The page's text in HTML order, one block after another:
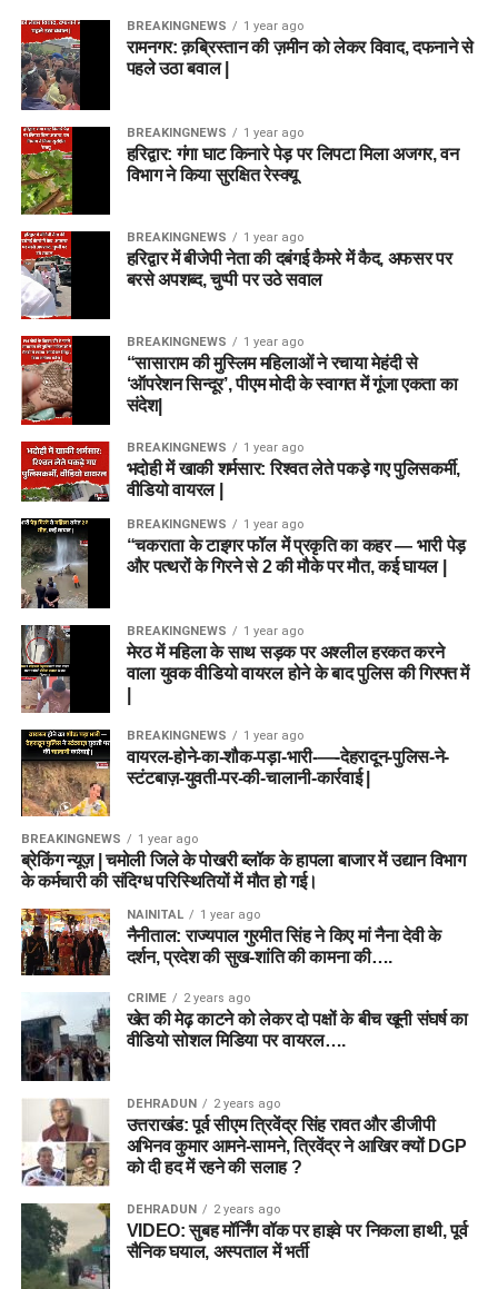
BREAKINGNEWS 1 year ago
रामनगर: क़ब्रिस्तान की ज़मीन को लेकर विवाद, दफनाने से
पहले उठा बवाल |
BREAKINGNEWS 1 year ago
हरिद्वार: गंगा घाट किनारे पेड़ पर लिपटा मिला अजगर, वन
विभाग ने किया सुरक्षित रेस्क्यू
BREAKINGNEWS 1 year ago
हरिद्वार में बीजेपी नेता की दबंगई कैमरे में कैद, अफसर पर
बरसे अपशब्द, चुप्पी पर उठे सवाल
BREAKINGNEWS 1 year ago
“सासाराम की मुस्लिम महिलाओं ने रचाया मेहंदी से
‘ऑपरेशन सिन्दूर’, पीएम मोदी के स्वागत में गूंजा एकता का
संदेश|
BREAKINGNEWS 1 year ago
भदोही में खाकी शर्मसार: रिश्वत लेते पकड़े गए पुलिसकर्मी,
वीडियो वायरल |
BREAKINGNEWS 1 year ago
“चकराता के टाइगर फॉल में प्रकृति का कहर — भारी पेड़
और पत्थरों के गिरने से 2 की मौके पर मौत, कई घायल |
BREAKINGNEWS 1 year ago
मेरठ में महिला के साथ सड़क पर अश्लील हरकत करने
वाला युवक वीडियो वायरल होने के बाद पुलिस की गिरफ्त में
BREAKINGNEWS 1 year ago
वायरल-होने-का-शौक-पड़ा-भारी-—-देहरादून-पुलिस-ने-
स्टंटबाज़-युवती-पर-की-चालानी-कार्रवाई |
BREAKINGNEWS 1 year ago
ब्रेकिंग न्यूज़ | चमोली जिले के पोखरी ब्लॉक के हापला बाजार में उद्यान विभाग
के कर्मचारी की संदिग्ध परिस्थितियों में मौत हो गई।
NAINITAL 1 year ago
नैनीताल: राज्यपाल गुरमीत सिंह ने किए मां नैना देवी के
दर्शन, प्रदेश की सुख-शांति की कामना की….
CRIME 2 years ago
खेत की मेढ़ काटने को लेकर दो पक्षों के बीच खूनी संघर्ष का
वीडियो सोशल मिडिया पर वायरल….
DEHRADUN 2 years ago
उत्तराखंड: पूर्व सीएम त्रिवेंद्र सिंह रावत और डीजीपी
अभिनव कुमार आमने-सामने, त्रिवेंद्र ने आखिर क्यों DGP
को दी हद में रहने की सलाह ?
DEHRADUN 2 years ago
VIDEO: सुबह मॉर्निंग वॉक पर हाइवे पर निकला हाथी, पूर्व
सैनिक घयाल, अस्पताल में भर्ती